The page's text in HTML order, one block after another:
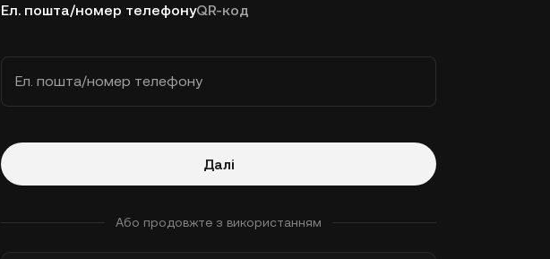
Ел. пошта/номер телефонуQR-код
Ел. пошта/номер телефону
Далі
Або продовжте з використанням